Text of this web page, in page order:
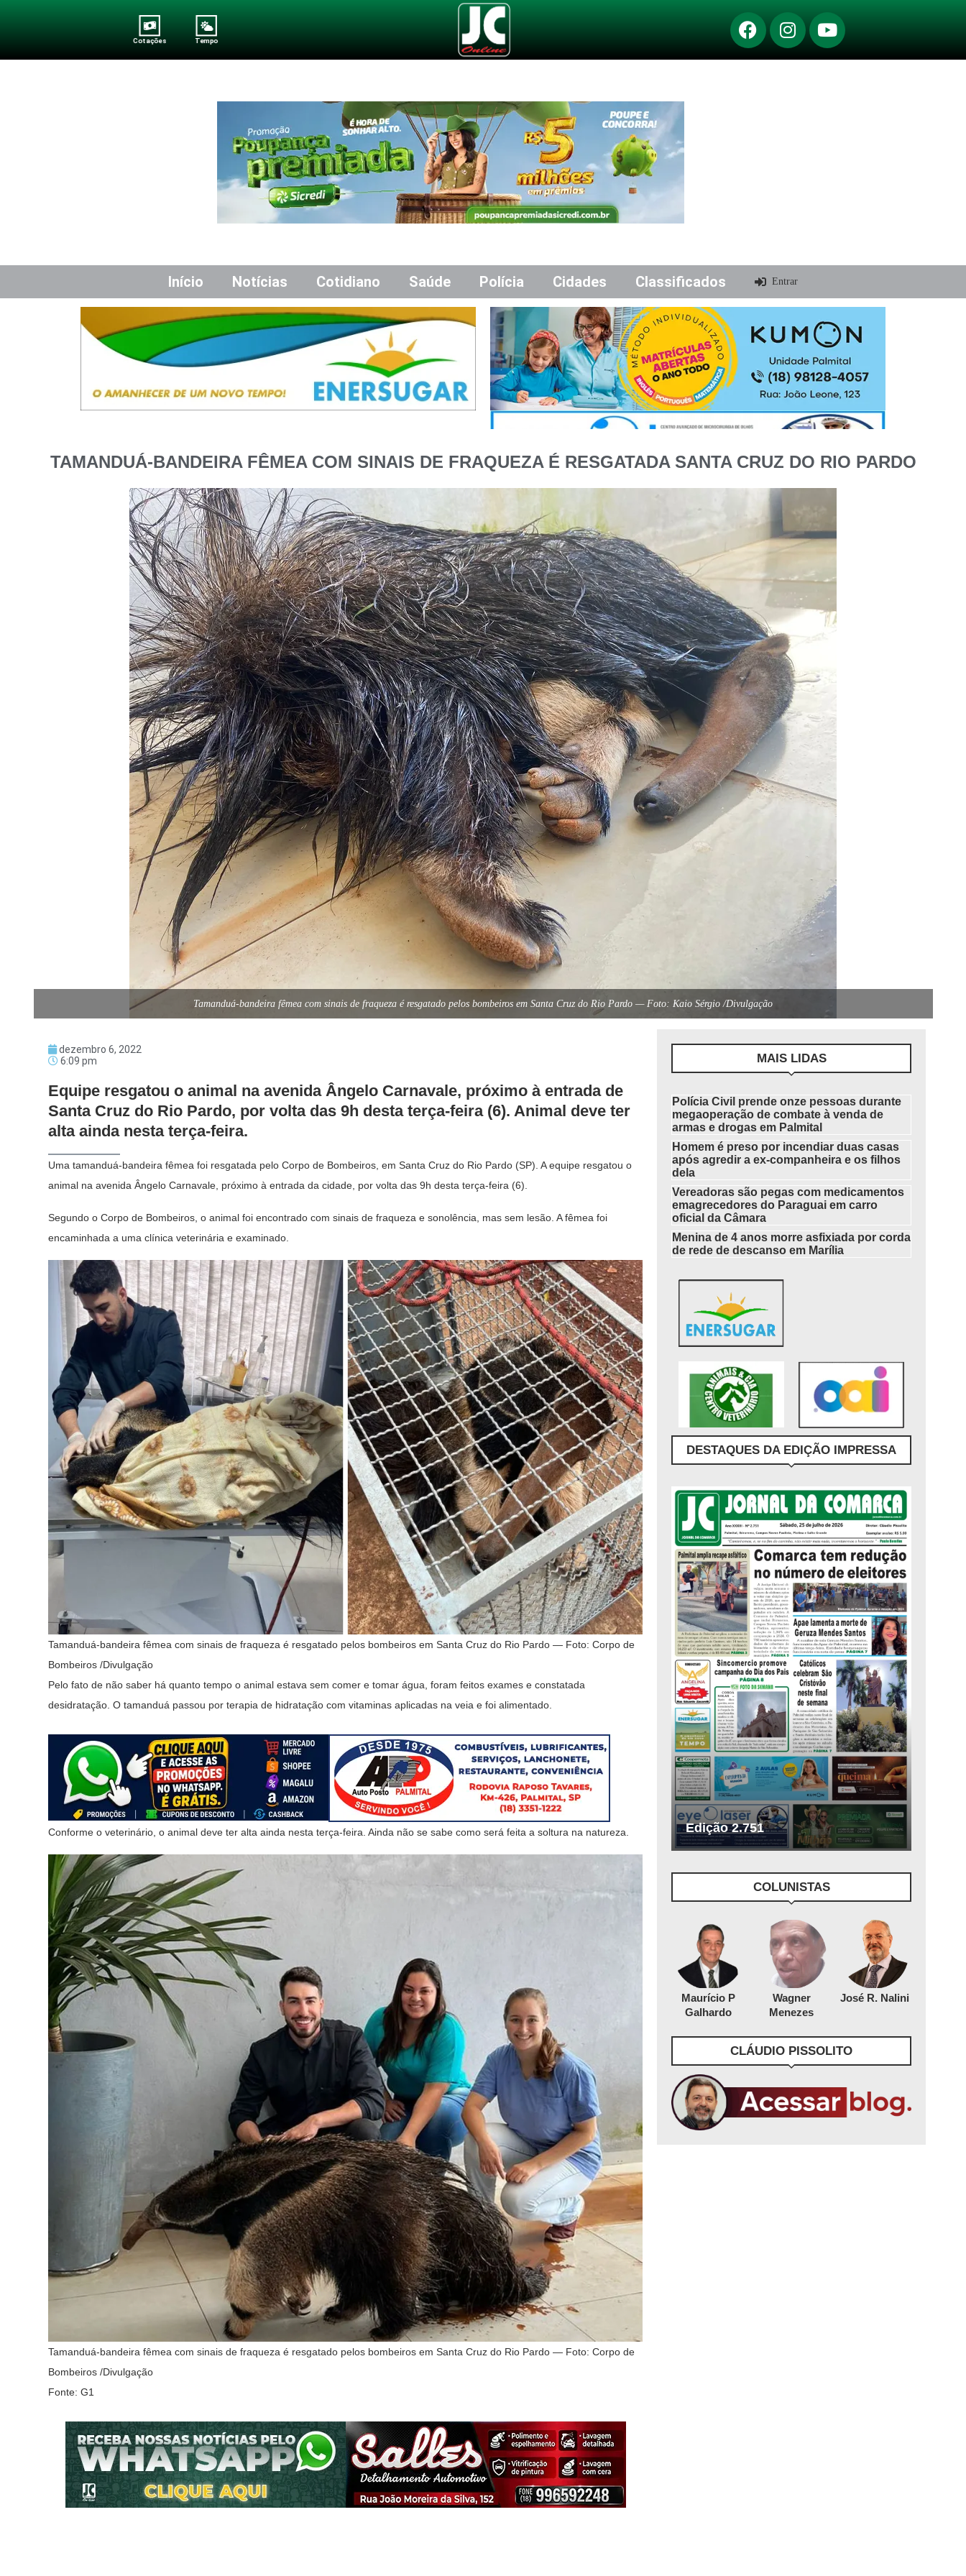
Cotações Tempo
Início Notícias Cotidiano Saúde Polícia Cidades Classificados Entrar
TAMANDUÁ-BANDEIRA FÊMEA COM SINAIS DE FRAQUEZA É RESGATADA SANTA CRUZ DO RIO PARDO
Tamanduá-bandeira fêmea com sinais de fraqueza é resgatado pelos bombeiros em Santa Cruz do Rio Pardo — Foto: Kaio Sérgio /Divulgação
dezembro 6, 2022
6:09 pm
Equipe resgatou o animal na avenida Ângelo Carnavale, próximo à entrada de
Santa Cruz do Rio Pardo, por volta das 9h desta terça-feira (6). Animal deve ter
alta ainda nesta terça-feira.
Uma tamanduá-bandeira fêmea foi resgatada pelo Corpo de Bombeiros, em Santa Cruz do Rio Pardo (SP). A equipe resgatou o
animal na avenida Ângelo Carnavale, próximo à entrada da cidade, por volta das 9h desta terça-feira (6).
Segundo o Corpo de Bombeiros, o animal foi encontrado com sinais de fraqueza e sonolência, mas sem lesão. A fêmea foi
encaminhada a uma clínica veterinária e examinado.
Tamanduá-bandeira fêmea com sinais de fraqueza é resgatado pelos bombeiros em Santa Cruz do Rio Pardo — Foto: Corpo de
Bombeiros /Divulgação
Pelo fato de não saber há quanto tempo o animal estava sem comer e tomar água, foram feitos exames e constatada
desidratação. O tamanduá passou por terapia de hidratação com vitaminas aplicadas na veia e foi alimentado.
Conforme o veterinário, o animal deve ter alta ainda nesta terça-feira. Ainda não se sabe como será feita a soltura na natureza.
Tamanduá-bandeira fêmea com sinais de fraqueza é resgatado pelos bombeiros em Santa Cruz do Rio Pardo — Foto: Corpo de
Bombeiros /Divulgação
Fonte: G1
MAIS LIDAS
Polícia Civil prende onze pessoas durante
megaoperação de combate à venda de
armas e drogas em Palmital
Homem é preso por incendiar duas casas
após agredir a ex-companheira e os filhos
dela
Vereadoras são pegas com medicamentos
emagrecedores do Paraguai em carro
oficial da Câmara
Menina de 4 anos morre asfixiada por corda
de rede de descanso em Marília
DESTAQUES DA EDIÇÃO IMPRESSA
Edição 2.751
COLUNISTAS
Maurício P
Galhardo
Wagner
Menezes
José R. Nalini
CLÁUDIO PISSOLITO